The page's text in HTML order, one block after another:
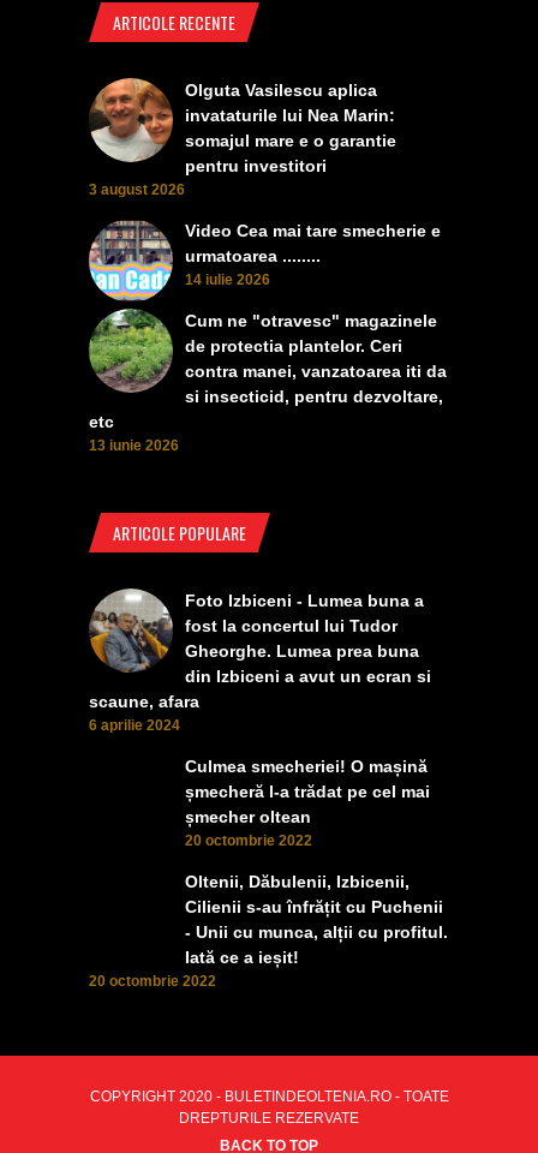
ARTICOLE RECENTE
Olguta Vasilescu aplica
invataturile lui Nea Marin:
somajul mare e o garantie
pentru investitori
3 august 2026
Video Cea mai tare smecherie e
urmatoarea ........
14 iulie 2026
Cum ne "otravesc" magazinele
de protectia plantelor. Ceri
contra manei, vanzatoarea iti da
si insecticid, pentru dezvoltare,
etc
13 iunie 2026
ARTICOLE POPULARE
Foto Izbiceni - Lumea buna a
fost la concertul lui Tudor
Gheorghe. Lumea prea buna
din Izbiceni a avut un ecran si
scaune, afara
6 aprilie 2024
Culmea smecheriei! O mașină
șmecheră l-a trădat pe cel mai
șmecher oltean
20 octombrie 2022
Oltenii, Dăbulenii, Izbicenii,
Cilienii s-au înfrățit cu Puchenii
- Unii cu munca, alții cu profitul.
Iată ce a ieșit!
20 octombrie 2022
COPYRIGHT 2020 - BULETINDEOLTENIA.RO - TOATE
DREPTURILE REZERVATE
BACK TO TOP